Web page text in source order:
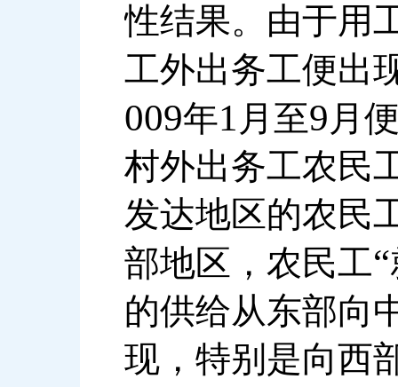
性结果。由于用
工外出务工便出
009年1 月至9月
村外出务工农民
发达地区的农民
部地区，农民工“
的供给从东部向
现，特别是向西